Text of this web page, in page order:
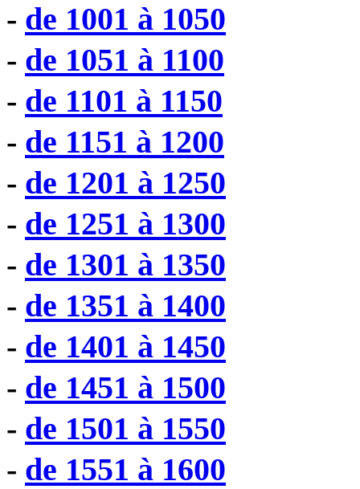
- de 1001 à 1050
- de 1051 à 1100
- de 1101 à 1150
- de 1151 à 1200
- de 1201 à 1250
- de 1251 à 1300
- de 1301 à 1350
- de 1351 à 1400
- de 1401 à 1450
- de 1451 à 1500
- de 1501 à 1550
- de 1551 à 1600